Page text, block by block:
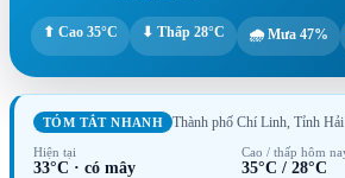
⬆ Cao 35°C ⬇ Thấp 28°C 🌧 Mưa 47%
TÓM TẮT NHANH Thành phố Chí Linh, Tỉnh
Hiện tại
33°C · có mây
Cao / thấp hôm
35°C / 28°C